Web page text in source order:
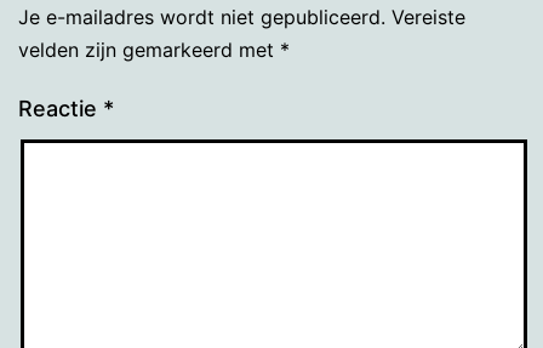
Je e-mailadres wordt niet gepubliceerd. Vereiste
velden zijn gemarkeerd met *
Reactie *